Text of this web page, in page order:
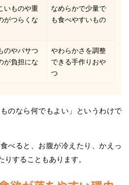
いものや重
がつらくな
なめらかで少量で
も食べやすいもの
のやパサつ
が負担にな
やわらかさを調整
できる手作りおや
つ
のなら何でもよい」というわけで
べると、お腹が冷えたり、かえっ
することもあります。